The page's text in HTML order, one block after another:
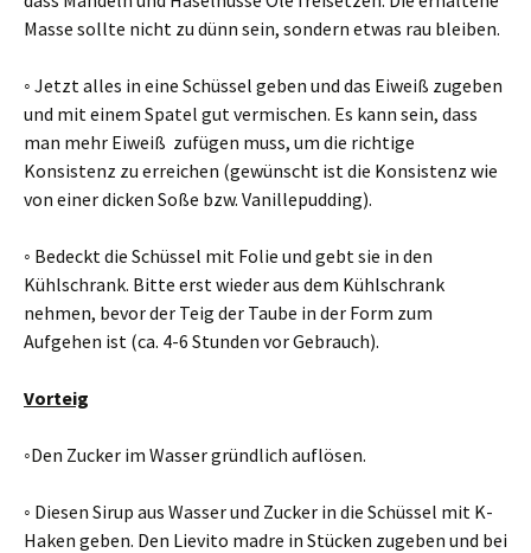
Masse sollte nicht zu dünn sein, sondern etwas rau bleiben.
◦ Jetzt alles in eine Schüssel geben und das Eiweiß zugeben
und mit einem Spatel gut vermischen. Es kann sein, dass
man mehr Eiweiß zufügen muss, um die richtige
Konsistenz zu erreichen (gewünscht ist die Konsistenz wie
von einer dicken Soße bzw. Vanillepudding).
◦ Bedeckt die Schüssel mit Folie und gebt sie in den
Kühlschrank. Bitte erst wieder aus dem Kühlschrank
nehmen, bevor der Teig der Taube in der Form zum
Aufgehen ist (ca. 4-6 Stunden vor Gebrauch).
Vorteig
◦Den Zucker im Wasser gründlich auflösen.
◦ Diesen Sirup aus Wasser und Zucker in die Schüssel mit K-
Haken geben. Den Lievito madre in Stücken zugeben und bei